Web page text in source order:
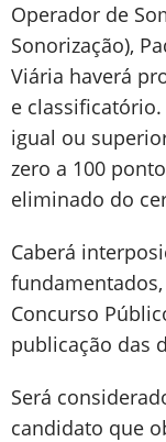
Operador de
Sonorização),
Viária haverá
e
igual ou
zero a 100
eliminado do
Caberá
Concurso
publicação das
Será
candidato que